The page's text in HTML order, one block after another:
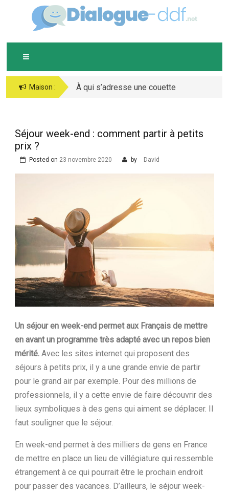
DIALOGUE-DDF.NET
Maison :
À qui s’adresse une couette
Séjour week-end : comment partir à petits
prix ?
Posted on 23 novembre 2020 by David
Un séjour en week-end permet aux Français de mettre
en avant un programme très adapté avec un repos bien
mérité. Avec les sites internet qui proposent des
séjours à petits prix, il y a une grande envie de partir
pour le grand air par exemple. Pour des millions de
professionnels, il y a cette envie de faire découvrir des
lieux symboliques à des gens qui aiment se déplacer. Il
faut souligner que le séjour.
En week-end permet à des milliers de gens en France
de mettre en place un lieu de villégiature qui ressemble
étrangement à ce qui pourrait être le prochain endroit
pour passer des vacances. D’ailleurs, le séjour week-